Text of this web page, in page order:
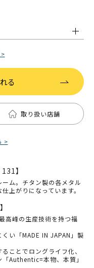
る
取り扱い店舗
>
】
ム。 チタン製の各メタル
上がりになっています。
高峰の生産技術を持つ福
い「MADE IN JAPAN」製
ことでロングライフ化、
Authentic=本物、本質」